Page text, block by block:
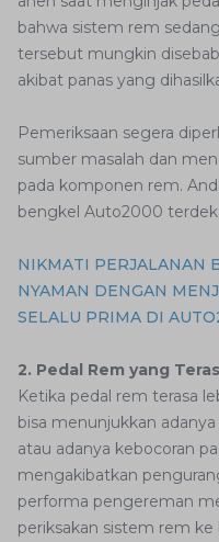
bahwa sistem rem
tersebut mungkin
akibat panas yang
Pemeriksaan segera
sumber masalah dan
pada komponen rem.
bengkel Auto2000
NIKMATI PERJALANAN
NYAMAN DENGAN
SELALU PRIMA DI
2. Pedal Rem yang
Ketika pedal rem terasa
bisa menunjukkan
atau adanya kebocoran
mengakibatkan
performa pengereman
periksakan sistem rem